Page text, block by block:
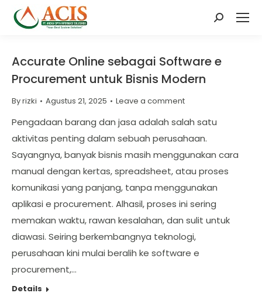
Search:
Accurate Online sebagai Software e
Procurement untuk Bisnis Modern
Byrizki Agustus 21, 2025 Leave a comment
Pengadaan barang dan jasa adalah salah satu
aktivitas penting dalam sebuah perusahaan.
Sayangnya, banyak bisnis masih menggunakan cara
manual dengan kertas, spreadsheet, atau proses
komunikasi yang panjang, tanpa menggunakan
aplikasi e procurement. Alhasil, proses ini sering
memakan waktu, rawan kesalahan, dan sulit untuk
diawasi. Seiring berkembangnya teknologi,
perusahaan kini mulai beralih ke software e
procurement,…
Details